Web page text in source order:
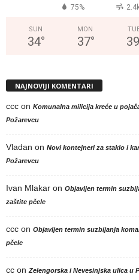
75%
SUN
34°
MON
37° 39
NAJNOVIJI KOMENTARI
ccc on Komunalna milicija kreće u
Požarevcu
Vladan on Novi kontejneri za staklo i
Požarevcu
Ivan Mlakar on Objavljen termin
zaštite pčele
ccc on Objavljen termin suzbijanja
pčele
cc on Zelengorska i Nevesinjska ulica u